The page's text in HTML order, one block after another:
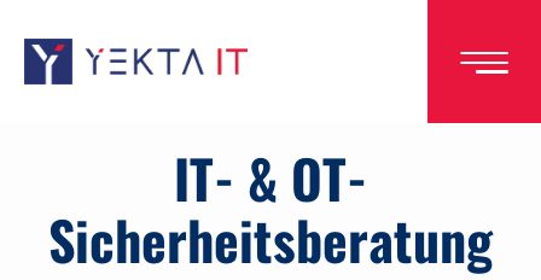
IT- & OT-
Sicherheitsberatung